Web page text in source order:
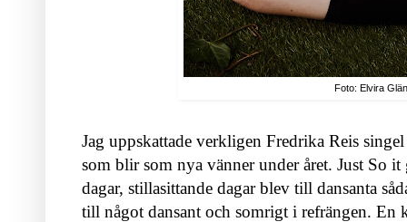
Foto: Elvira
Jag uppskattade verkligen Fredrika Reis
som blir som nya vänner under året. Just So
dagar, stillasittande dagar blev till dansanta
till något dansant och somrigt i refrängen. En